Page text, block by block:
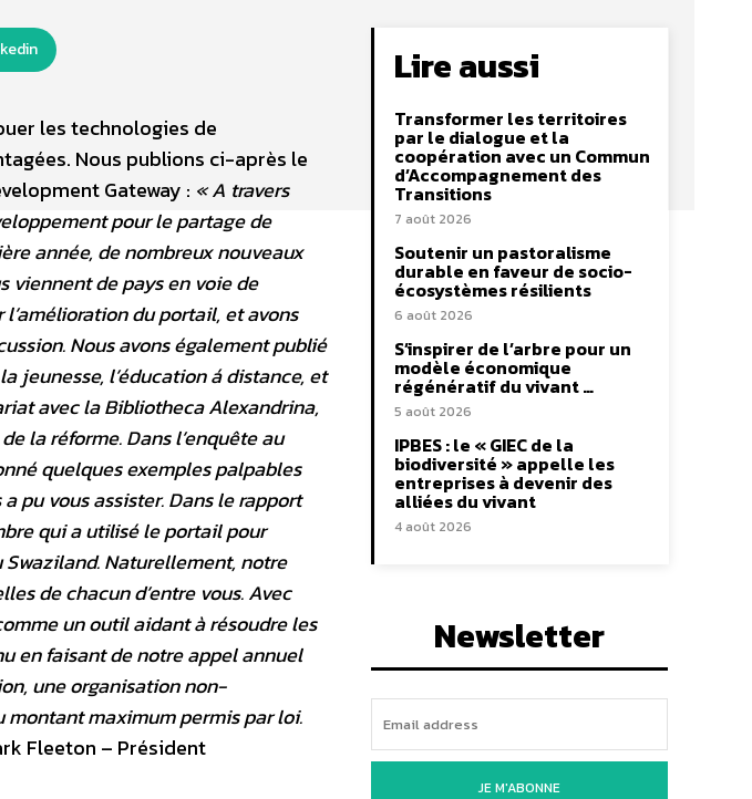
les technologies de
Nous publions ci-après le
Gateway : « A travers
pour le partage de
année, de nombreux nouveaux
viennent de pays en voie de
du portail, et avons
Nous avons également publié
jeunesse, l’éducation á distance, et
avec la Bibliotheca Alexandrina,
la réforme. Dans l’enquête au
quelques exemples palpables
pu vous assister. Dans le rapport
qui a utilisé le portail pour
Naturellement, notre
de chacun d’entre vous. Avec
un outil aidant à résoudre les
en faisant de notre appel annuel
une organisation non-
maximum permis par loi.
Fleeton – Président
Lire aussi
Transformer les territoires
par le dialogue et la
coopération avec un Commun
d’Accompagnement des
Transitions
7 août 2026
Soutenir un pastoralisme
durable en faveur de socio-
écosystèmes résilients
6 août 2026
S’inspirer de l’arbre pour un
modèle économique
régénératif du vivant …
5 août 2026
IPBES : le « GIEC de la
biodiversité » appelle les
entreprises à devenir des
alliées du vivant
4 août 2026
Newsletter
JE M'ABONNE